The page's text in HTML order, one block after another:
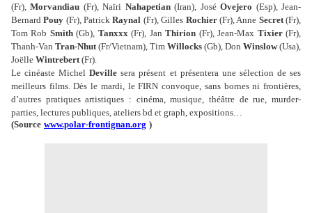
(Fr),Morvandiau (Fr), Naïri Nahapetian(Iran), JoséOvejero (Esp), Jean-
BernardPouy (Fr), PatrickRaynal (Fr), Gilles Rochier(Fr), Anne Secret(Fr),
Tom Rob Smith(Gb), Tanxxx(Fr), JanThirion (Fr), Jean-Max Tixier(Fr),
Thanh-Van Tran-Nhut(Fr/Vietnam), Tim Willocks (Gb), Don Winslow(Usa),
Joëlle Wintrebert(Fr).
Le cinéaste MichelDeville sera présent et présentera une sélection de ses
meilleurs films. Dès le mardi, le FIRN convoque, sans bornes ni frontières,
d’autres pratiques artistiques : cinéma, musique, théâtre de rue, murder-
parties, lectures publiques, ateliers bd et graph, expositions…
(Source www.polar-frontignan.org )